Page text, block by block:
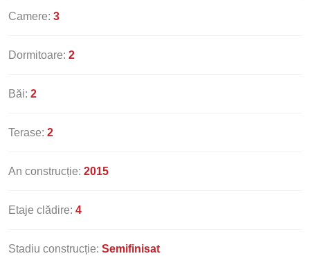
Camere: 3
Dormitoare: 2
Băi: 2
Terase: 2
An construcție: 2015
Etaje clădire: 4
Stadiu construcție: Semifinisat